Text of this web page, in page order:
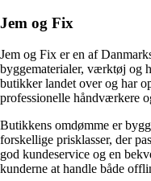
Jem og Fix
Jem og Fix er en af
byggematerialer, værktøj og
butikker landet over og har
professionelle håndværkere
Butikkens omdømme er
forskellige prisklasser, der
god kundeservice og en
kunderne at handle både